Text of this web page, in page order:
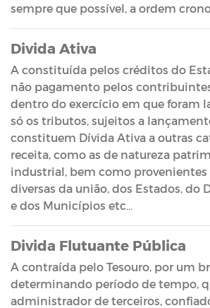
sempre que possível, a ordem
Divida Ativa
A constituída pelos créditos do
não pagamento pelos
dentro do exercício em que foram
só os tributos, sujeitos a
constituem Dívida Ativa a outras
receita, como as de natureza
industrial, bem como provenientes
diversas da união, dos Estados, do
e dos Municípios etc…
Divida Flutuante Pública
A contraída pelo Tesouro, por um
determinando período de tempo,
administrador de terceiros,